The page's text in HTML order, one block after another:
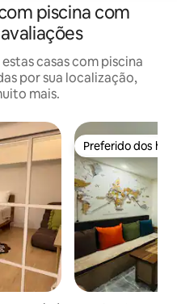
piscina com
casas com piscina
por sua localização,
mais.
hóspedes Preferido dos
Preferido dos